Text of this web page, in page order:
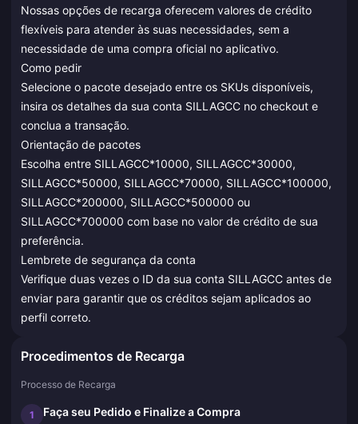
Nossas opções de recarga oferecem valores de crédito
flexíveis para atender às suas necessidades, sem a
necessidade de uma compra oficial no aplicativo.
Como pedir
Selecione o pacote desejado entre os SKUs disponíveis,
insira os detalhes da sua conta SILLAGCC no checkout e
conclua a transação.
Orientação de pacotes
Escolha entre SILLAGCC*10000, SILLAGCC*30000,
SILLAGCC*50000, SILLAGCC*70000, SILLAGCC*100000,
SILLAGCC*200000, SILLAGCC*500000 ou
SILLAGCC*700000 com base no valor de crédito de sua
preferência.
Lembrete de segurança da conta
Verifique duas vezes o ID da sua conta SILLAGCC antes de
enviar para garantir que os créditos sejam aplicados ao
perfil correto.
Procedimentos de Recarga
Processo de Recarga
1 Faça seu Pedido e Finalize a Compra